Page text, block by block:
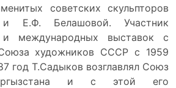
советских скульпторов
Е.Ф. Белашовой. Участник
и международных выставок с
художников СССР с 1959
год Т.Садыков возглавлял Союз
и с этой его